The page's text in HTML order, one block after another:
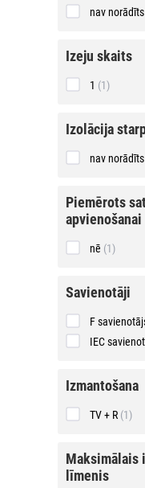
nav norādīts
izeju
skaits
izeju skaits
1 (1)
izolācija
starp
ieejām
izolācija
nav norādīts
piemērots
satelīta
signālu
piemērots satelīta signālu
apvienošanai
nē (1)
savienotāji
savienotāji
F
IEC
izmantošana
izmantošana
TV + R (1)
maksimālais
izejas
signāla
maksimālais izejas signāla
līmenis